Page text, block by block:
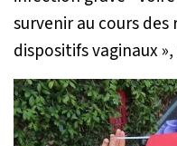
survenir au cours
dispositifs vaginaux